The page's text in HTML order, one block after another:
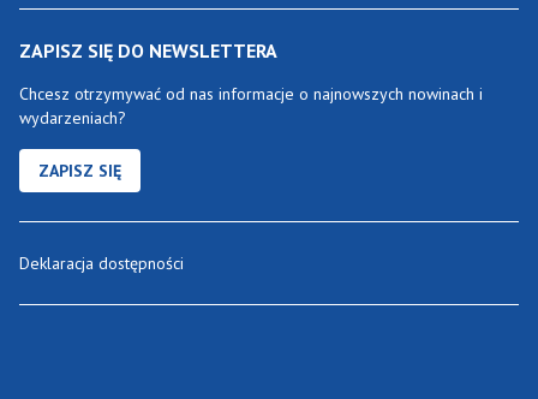
ZAPISZ SIĘ DO NEWSLETTERA
Chcesz otrzymywać od nas informacje o najnowszych nowinach i
wydarzeniach?
ZAPISZ SIĘ
Deklaracja dostępności